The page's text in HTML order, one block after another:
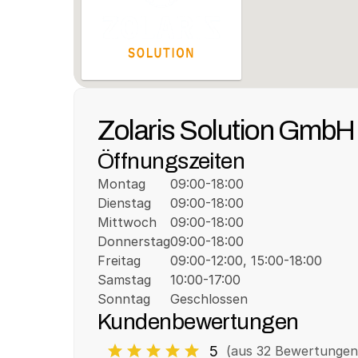
Zolaris Solution GmbH
Öffnungszeiten
Montag
Dienstag
Mittwoch
Donnerstag
Freitag
Samstag
Sonntag
09:00-18:00
09:00-18:00
09:00-18:00
09:00-18:00
09:00-12:00, 15:00-18:00
10:00-17:00
Geschlossen
Kundenbewertungen
5 (aus 32